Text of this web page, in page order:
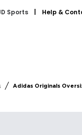
Sports Help &
/ Adidas Originals